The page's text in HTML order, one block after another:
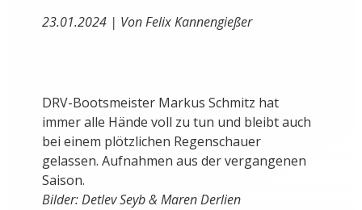
23.01.2024 | Von Felix Kannengießer
DRV-Bootsmeister Markus Schmitz hat
immer alle Hände voll zu tun und bleibt auch
bei einem plötzlichen Regenschauer
gelassen. Aufnahmen aus der vergangenen
Saison.
Bilder: Detlev Seyb & Maren Derlien